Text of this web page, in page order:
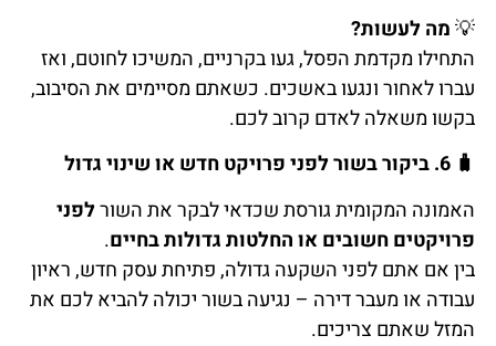
💡מה לעשות?
התחילו מקדמת הפסל, געו בקרניים, המשיכו לחוטם, ואז
עברו לאחור ונגעו באשכים. כשאתם מסיימים את הסיבוב,
בקשו משאלה לאדם קרוב לכם.
🧳
האמונה המקומית גורסת שכדאי לבקר את השורלפני
פרויקטים חשובים או החלטות גדולות בחיים.
בין אם אתם לפני השקעה גדולה, פתיחת עסק חדש, ראיון
עבודה או מעבר דירה – נגיעה בשור יכולה להביא לכם את
המזל שאתם צריכים.